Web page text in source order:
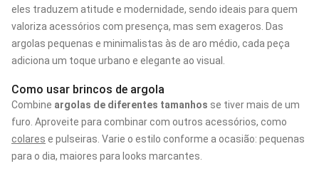
eles traduzem atitude e modernidade, sendo ideais para quem
valoriza acessórios com presença, mas sem exageros. Das
argolas pequenas e minimalistas às de aro médio, cada peça
adiciona um toque urbano e elegante ao visual.
Como usar brincos de argola
Combine argolas de diferentes tamanhos se tiver mais de um
furo. Aproveite para combinar com outros acessórios, como
colares e pulseiras. Varie o estilo conforme a ocasião: pequenas
para o dia, maiores para looks marcantes.